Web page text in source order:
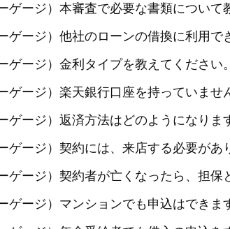
ゲージ）本審査で必要な書類について
ゲージ）他社のローンの借換に利用で
ゲージ）金利タイプを教えてください。
ゲージ）楽天銀行口座を持っていませ
ゲージ）返済方法はどのようになりま
ゲージ）契約には、来店する必要があ
ゲージ）契約者が亡くなったら、担
ゲージ）マンションでも申込はできま